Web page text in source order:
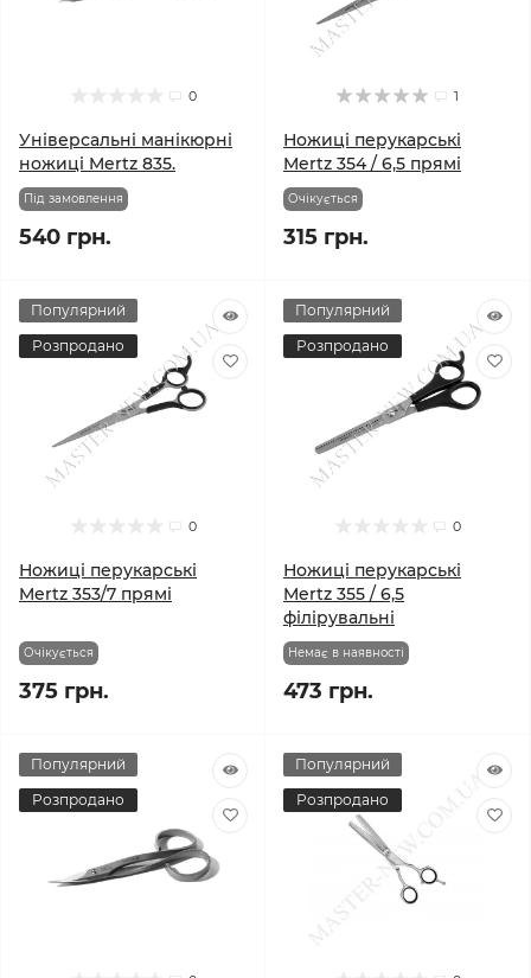
0
Універсальні манікюрні
ножиці Mertz 835.
Під замовлення
540 грн.
1
Ножиці перукарські
Mertz 354 / 6,5 прямі
Очікується
315 грн.
Популярний
Розпродано
0
Ножиці перукарські
Mertz 353/7 прямі
Очікується
375 грн.
Популярний
Розпродано
0
Ножиці перукарські
Mertz 355 / 6,5
філірувальні
Немає в наявності
473 грн.
Популярний
Розпродано
Популярний
Розпродано